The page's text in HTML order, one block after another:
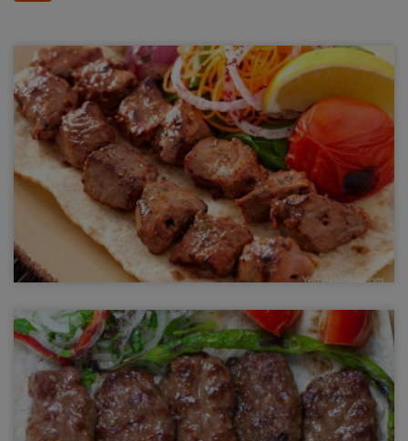
Çeşitli baharatlarla marine edilen kuzu şiş eti, lezzetli ve lokum
gibi yumuşacık oluyor. Izgara lezzetini seven müşterilerimize
tavsiye ediyoruz.